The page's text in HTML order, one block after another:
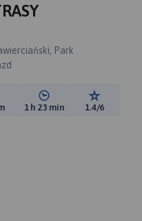
Park
spadków:Średni czas potrzebny
1 h 23 min Ocena
1.4/6